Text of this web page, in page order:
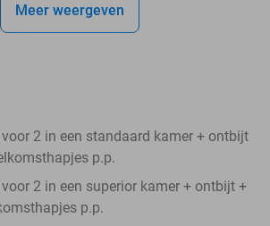
Meer weergeven
2 in een standaard kamer + ontbijt
p.p.
2 in een superior kamer + ontbijt +
p.p.